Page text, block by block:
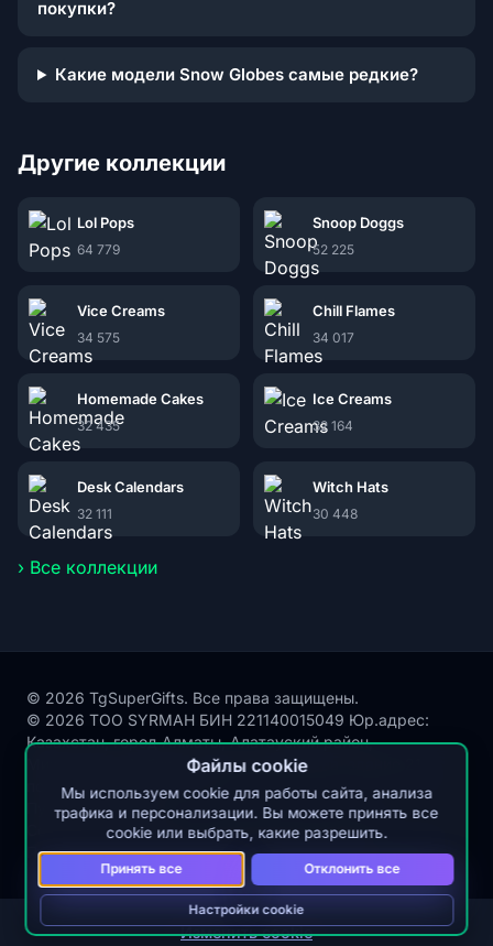
покупки?
Какие модели Snow Globes самые редкие?
Другие коллекции
Lol Pops
64 779
Snoop Doggs
52 225
Vice Creams
34 575
Chill Flames
34 017
Homemade Cakes
32 435
Ice Creams
32 164
Desk Calendars
32 111
Witch Hats
30 448
› Все коллекции
© 2026 TgSuperGifts. Все права защищены.
© 2026 ТОО SYRMAH БИН 221140015049 Юр.адрес:
Казахстан, город Алматы, Алатауский район,
Микрорайон Акбулак, улица Сухамбаева, здание 21,
почтовый индекс 050000
Публичная оферта
Согласие на обработку персональных данных
Политика защиты и обработки персональных данных
Изменить cookie
Файлы cookie
Мы используем cookie для работы сайта, анализа
трафика и персонализации. Вы можете принять все
cookie или выбрать, какие разрешить.
Принять все Отклонить все
Настройки cookie